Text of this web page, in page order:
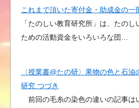
これまで頂いた寄付金・助成金の一
「たのしい教育研究所」は、たの
ための活動資金をいろいろな団…
〈授業書@たの研〉果物の色と石
研究 つづき
前回の毛糸の染色の違いの記事